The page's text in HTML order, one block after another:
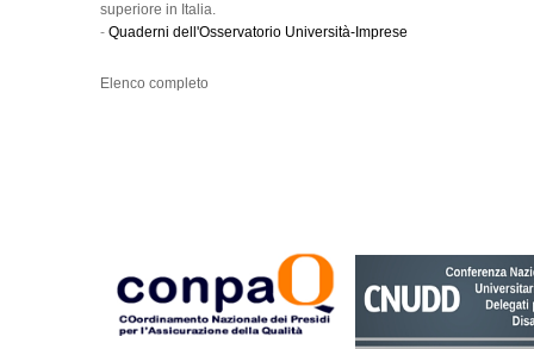
superiore in Italia.
- Quaderni dell'Osservatorio Università-Imprese
Elenco completo